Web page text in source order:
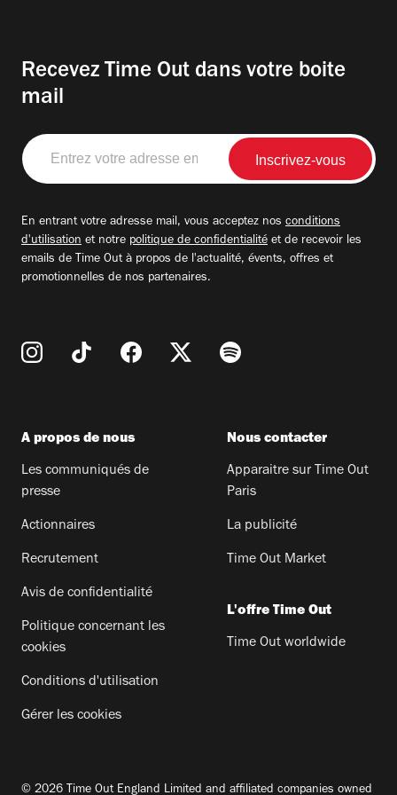
Recevez Time Out dans votre boite
mail
Entrez
votre
adresse
En entrant votre adresse mail, vous acceptez nos conditions
d'utilisation et notre politique de confidentialité et de recevoir les
emails de Time Out à propos de l'actualité, évents, offres et
promotionnelles de nos partenaires.
A propos de nous
Les communiqués de
presse
Actionnaires
Recrutement
Avis de confidentialité
Politique concernant les
cookies
Conditions d'utilisation
Gérer les cookies
Nous contacter
Apparaitre sur Time Out
Paris
La publicité
Time Out Market
L'offre Time Out
Time Out worldwide
© 2026 Time Out England Limited and affiliated companies owned